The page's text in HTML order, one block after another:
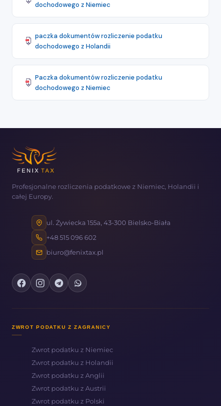
dochodowego z Niemiec
paczka dokumentów rozliczenie podatku
dochodowego z Holandii
Paczka dokumentów rozliczenie podatku
dochodowego z Niemiec
Profesjonalne rozliczenia podatkowe z Niemiec, Holandii i
całej Europy.
ul. Żywiecka 155a, 43-300 Bielsko-Biała
+48 515 096 602
biuro@fenixtax.pl
ZWROT PODATKU Z ZAGRANICY
Zwrot podatku z Niemiec
Zwrot podatku z Holandii
Zwrot podatku z Anglii
Zwrot podatku z Austrii
Zwrot podatku z Polski